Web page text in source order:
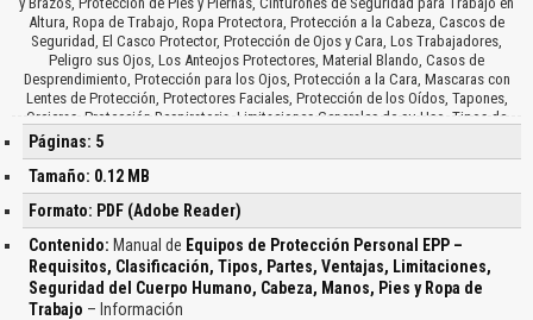
Altura, Ropa de Trabajo, Ropa Protectora, Protección a la Cabeza, Cascos de
Seguridad, El Casco Protector, Protección de Ojos y Cara, Los Trabajadores,
Peligro sus Ojos, Los Anteojos Protectores, Material Blando, Casos de
Desprendimiento, Protección para los Ojos, Protección a la Cara, Mascaras con
Lentes de Protección, Protectores Faciales, Protección de los Oídos, Tapones,
Orejeras, Protección Respiratoria, Limitaciones Generales de su Uso, Tipos de
Respiradores, Respiradores de Filtro Mecánico, Respiradores de Cartucho
Químico, Protección de Manos y Brazos, Tipos de Guantes, Protección de Pies y
Piernas, El Calzado, Tipos de Calzado, Cinturones de Seguridad para Trabajo en
Altura, Ropa de Trabajo, Ropa Protectora, Tipo de Ropa Protectora, Ventajas y
Limitaciones de los EPP, Ventajas, Rapidez de su Implementación, Desventajas,
Consideraciones Generales…
Páginas: 5
Tamaño: 0.12 MB
Formato: PDF (Adobe Reader)
Contenido: Manual de Equipos de Protección Personal EPP –
Requisitos, Clasificación, Tipos, Partes, Ventajas, Limitaciones,
Seguridad del Cuerpo Humano, Cabeza, Manos, Pies y Ropa de
Trabajo – Información